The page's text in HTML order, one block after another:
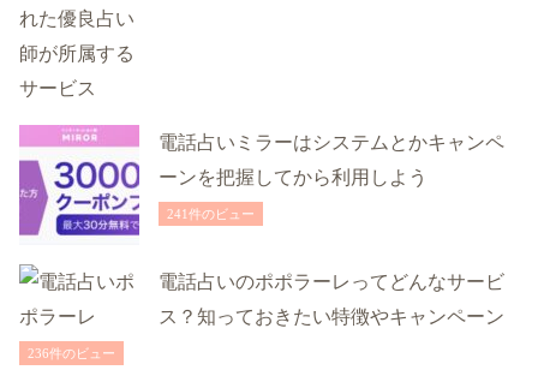
電話占いミラーはシステムとかキャンペ
ーンを把握してから利用しよう
241件のビュー
電話占いのポポラーレってどんなサービ
ス？知っておきたい特徴やキャンペーン
236件のビュー